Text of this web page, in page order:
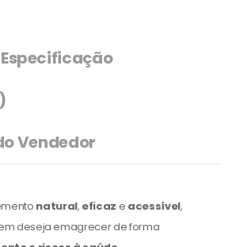
Especificação
Vendedor
natural, eficaz e acessível,
deseja emagrecer de forma